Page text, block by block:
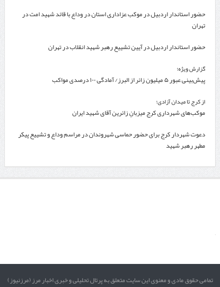
حضور استاندار اردبیل در موکب عزاداری استان در وداع با قائد شهید امت در
تهران
حضور استاندار اردبیل در آیین تشییع رهبر شهید انقلاب در تهران
گزارش ویژه؛
پیش‌بینی عبور ۵ میلیون زائر از البرز/ آمادگی ۱۰۰ درصدی مواکب
از کرج تا میدان آزادی؛
موکب‌های شهرداری کرج میزبانِ زائرین آقای شهید ایران
دعوت شهردار کرج برای حضور حماسی شهروندان در مراسم وداع و تشییع پیکر
مطهر رهبر شهید
تمامی حقوق مادی و معنوی این سایت متعلق به پرتال تحلیلی و خبری اخبار مرز (مرزنیوز)